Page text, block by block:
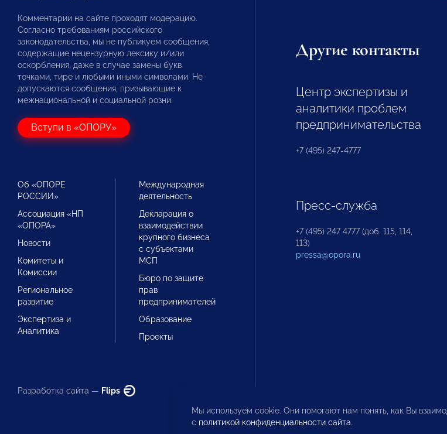
Комментарии на сайте проходят модерацию.
Согласно требованиям российского
законодательства, мы не публикуем сообщения,
содержащие нецензурную лексику и/или
оскорбления, даже в случае замены букв
точками, тире и любыми иными символами. Не
допускаются сообщения, призывающие к
межнациональной и социальной розни.
Вступи в «ОПОРУ»
Об «ОПОРЕ
РОССИИ»
Ассоциация «НП
«ОПОРА»
Новости
Комитеты и
Комиссии
Региональное
развитие
Экспертиза и
Аналитика
Международная
деятельность
Декларация о
взаимодействии
крупного бизнеса
с субъектами
МСП
Бюро по защите
прав
предпринимателей
Образование
Проекты
Разработка сайта — Flips
Другие контакты
Центр экспертизы и
аналитики проблем
предпринимательства
+7 (495) 247-4777
Пресс-служба
+7 (495) 247 4777 (доб. 115, 114,
113)
pressa@opora.ru
Мы используем cookie. Они помогают нам понять, как Вы
с политикой конфиденциальности сайта.